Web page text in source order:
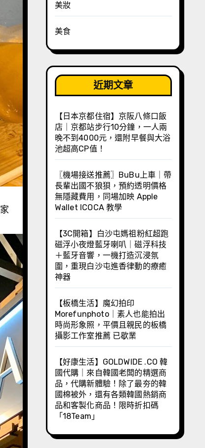
美妝
美食
近期文章
【日本京都住宿】京阪八條口飯
店｜京都站步行10分鐘，一人兩
晚不到4000元，還附早餐與大浴
池超高CP值！
〖機場接送推薦〗BuBu上車｜帶
長輩出國不狼狽，預約透明價格
無隱藏費用，同場加映 Apple
Wallet ICOCA 教學
【3C開箱】白沙屯媽祖粉紅超跑
磁浮小夜燈藍牙喇叭｜磁浮科技
＋藍牙音響，一機打造沉浸氛
圍，重現白沙屯進香律動的療癒
神器
【板橋生活】魔幻拍印
Morefunphoto｜素人也能拍出
時尚形象照，平價且親民的板橋
攝影工作室推薦 已歇業
【好康生活】GOLDWIDE .CO 韓
國代購｜來自韓國老闆的精選商
品，代購新體驗！除了最夯的韓
國棉被外，還有各類韓國熱銷商
品和客製化商品！限時折扣碼
「18Team」